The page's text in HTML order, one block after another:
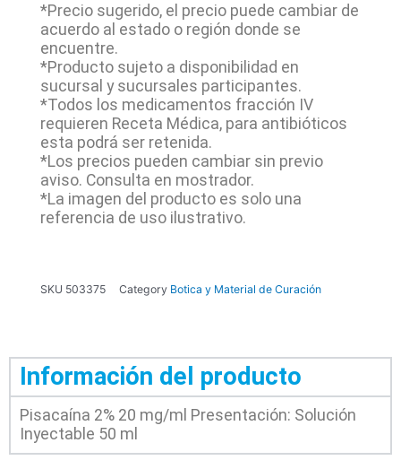
*Precio sugerido, el precio puede cambiar de
acuerdo al estado o región donde se
encuentre.
*Producto sujeto a disponibilidad en
sucursal y sucursales participantes.
*Todos los medicamentos fracción IV
requieren Receta Médica, para antibióticos
esta podrá ser retenida.
*Los precios pueden cambiar sin previo
aviso. Consulta en mostrador.
*La imagen del producto es solo una
referencia de uso ilustrativo.
SKU 503375 Category Botica y Material de Curación
Información del producto
Pisacaína 2% 20 mg/ml Presentación: Solución
Inyectable 50 ml